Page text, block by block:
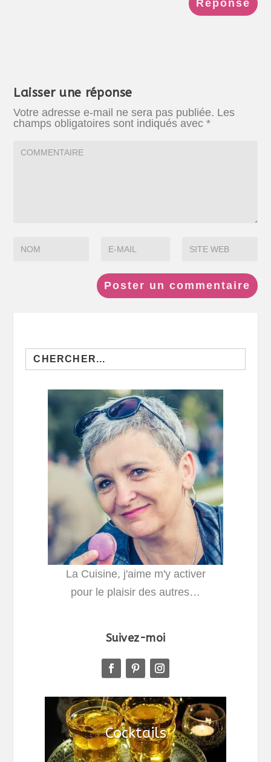
Réponse
Laisser une réponse
Votre adresse e-mail ne sera pas publiée. Les
champs obligatoires sont indiqués avec*
Search
for:
La Cuisine, j'aime m'y activer
pour le plaisir des autres…
Suivez-moi